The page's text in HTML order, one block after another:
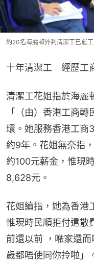
約20名海麗邨外判清潔工已罷工
十年清潔工　經歷工
清潔工花姐指於海麗
「（由）香港工商
環。她服務香港工商
約9年。花姐無奈指
約100元薪金，惟現
8,628元。
花姐續指，她為香港
惟現時民順拒付遣散
前還以前 ，𠵱家還
歲都唔使同你拎啦」